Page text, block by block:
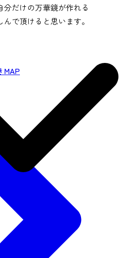
だけの万華鏡が作れる
で頂けると思います。
MAP